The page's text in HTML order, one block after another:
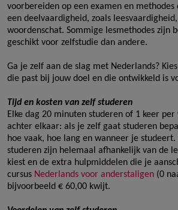
voorbereiden op een examen en
een deelvaardigheid, zoals
woordenschat. Sommige lesmethodes zijn
geschikt voor zelfstudie dan andere.
Ga je zelf aan de slag met Nederlands?
die past bij jouw doel en die ontwikkeld is
Tijd en kosten van zelf studeren
Elke dag 20 minuten studeren of 1 keer
achter elkaar: als je zelf gaat studeren
hoe vaak, hoe lang en wanneer je studeert.
studeren zijn helemaal afhankelijk van de
kiest en de extra hulpmiddelen die je
cursus Nederlands voor anderstaligen (0
bijvoorbeeld € 60,00 kwijt.